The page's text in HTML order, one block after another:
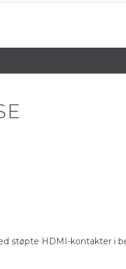
støpte HDMI-kontakter i